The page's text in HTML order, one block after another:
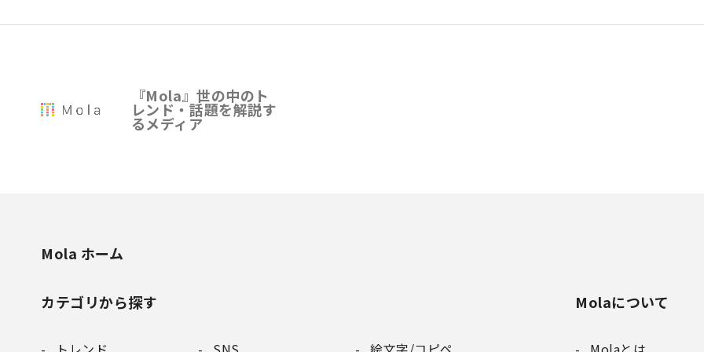
『Mola』世の中のト
レンド・話題を解説す
るメディア
Mola ホーム
カテゴリから探す Molaについて